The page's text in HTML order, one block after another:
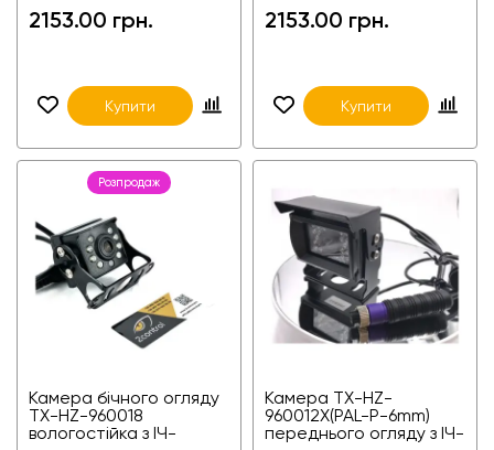
і фур, автобусів,
2153.00 грн.
Купити
2153.00 грн.
Купити
Розпродаж
Камера бічного огляду
TX-HZ-960018
вологостійка з ІЧ-
Камера TX-HZ-
960012X(PAL-P-6mm)
переднього огляду з ІЧ-